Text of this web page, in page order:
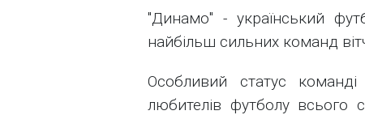
"Динамо" - український
найбільш сильних команд
Особливий статус
любителів футболу всього